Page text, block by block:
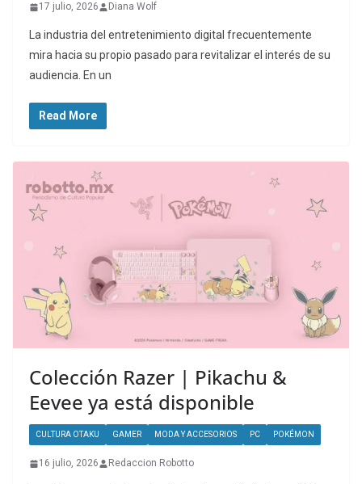
17 julio, 2026 Diana Wolf
La industria del entretenimiento digital frecuentemente
mira hacia su propio pasado para revitalizar el interés de su
audiencia. En un
Read More
Colección Razer | Pikachu &
Eevee ya está disponible
CULTURA OTAKU GAMER MODA Y ACCESORIOS PC POKÉMON
16 julio, 2026 Redaccion Robotto